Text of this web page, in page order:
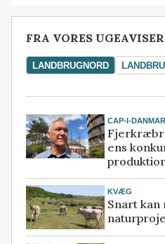
FRA VORES UGEAVISER
LANDBRUGNORD
CAP-I-
ens
KVÆG
Snart kan